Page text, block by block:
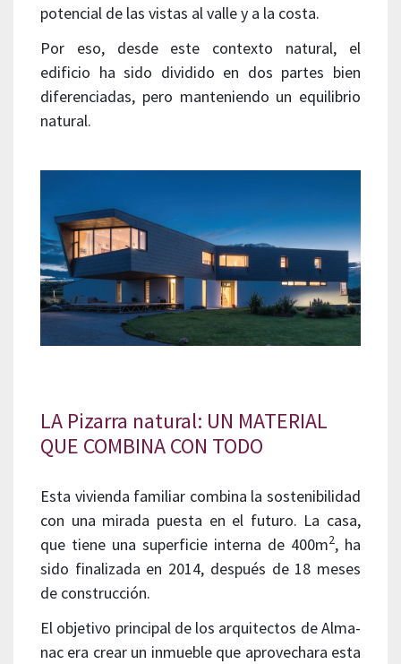
potencial de las vistas al valle y a la costa.
Por eso, desde este contexto natural, el
edificio ha sido dividido en dos partes bien
diferenciadas, pero manteniendo un equilibrio
natural.
LA Pizarra natural: UN MATERIAL
QUE COMBINA CON TODO
Esta vivienda familiar combina la sostenibilidad
con una mirada puesta en el futuro. La casa,
que tiene una superficie interna de 400m2, ha
sido finalizada en 2014, después de 18 meses
de construcción.
El objetivo principal de los arquitectos de Alma-
nac era crear un inmueble que aprovechara esta